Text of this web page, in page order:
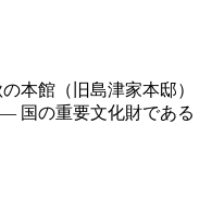
本館（旧島津家本邸）
国の重要文化財である